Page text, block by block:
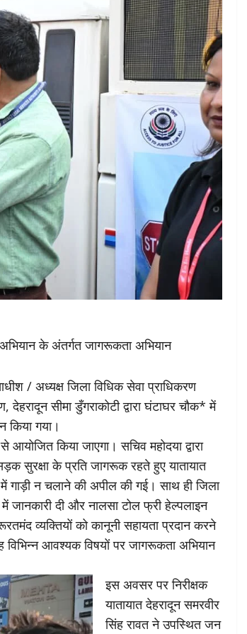
अभियान के अंतर्गत जागरूकता अभियान
/ अध्यक्ष जिला विधिक सेवा प्राधिकरण
सीमा डुँगराकोटी द्वारा घंटाघर चौक* में
किया गया।
किया जाएगा। सचिव महोदया द्वारा
सुरक्षा के प्रति जागरूक रहते हुए यातायात
न चलाने की अपील की गई। साथ ही जिला
जानकारी दी और नालसा टोल फ्री हेल्पलाइन
व्यक्तियों को कानूनी सहायता प्रदान करने
विभिन्न आवश्यक विषयों पर जागरूकता अभियान
इस अवसर पर निरीक्षक
यातायात देहरादून समरवीर
सिंह रावत ने उपस्थित जन